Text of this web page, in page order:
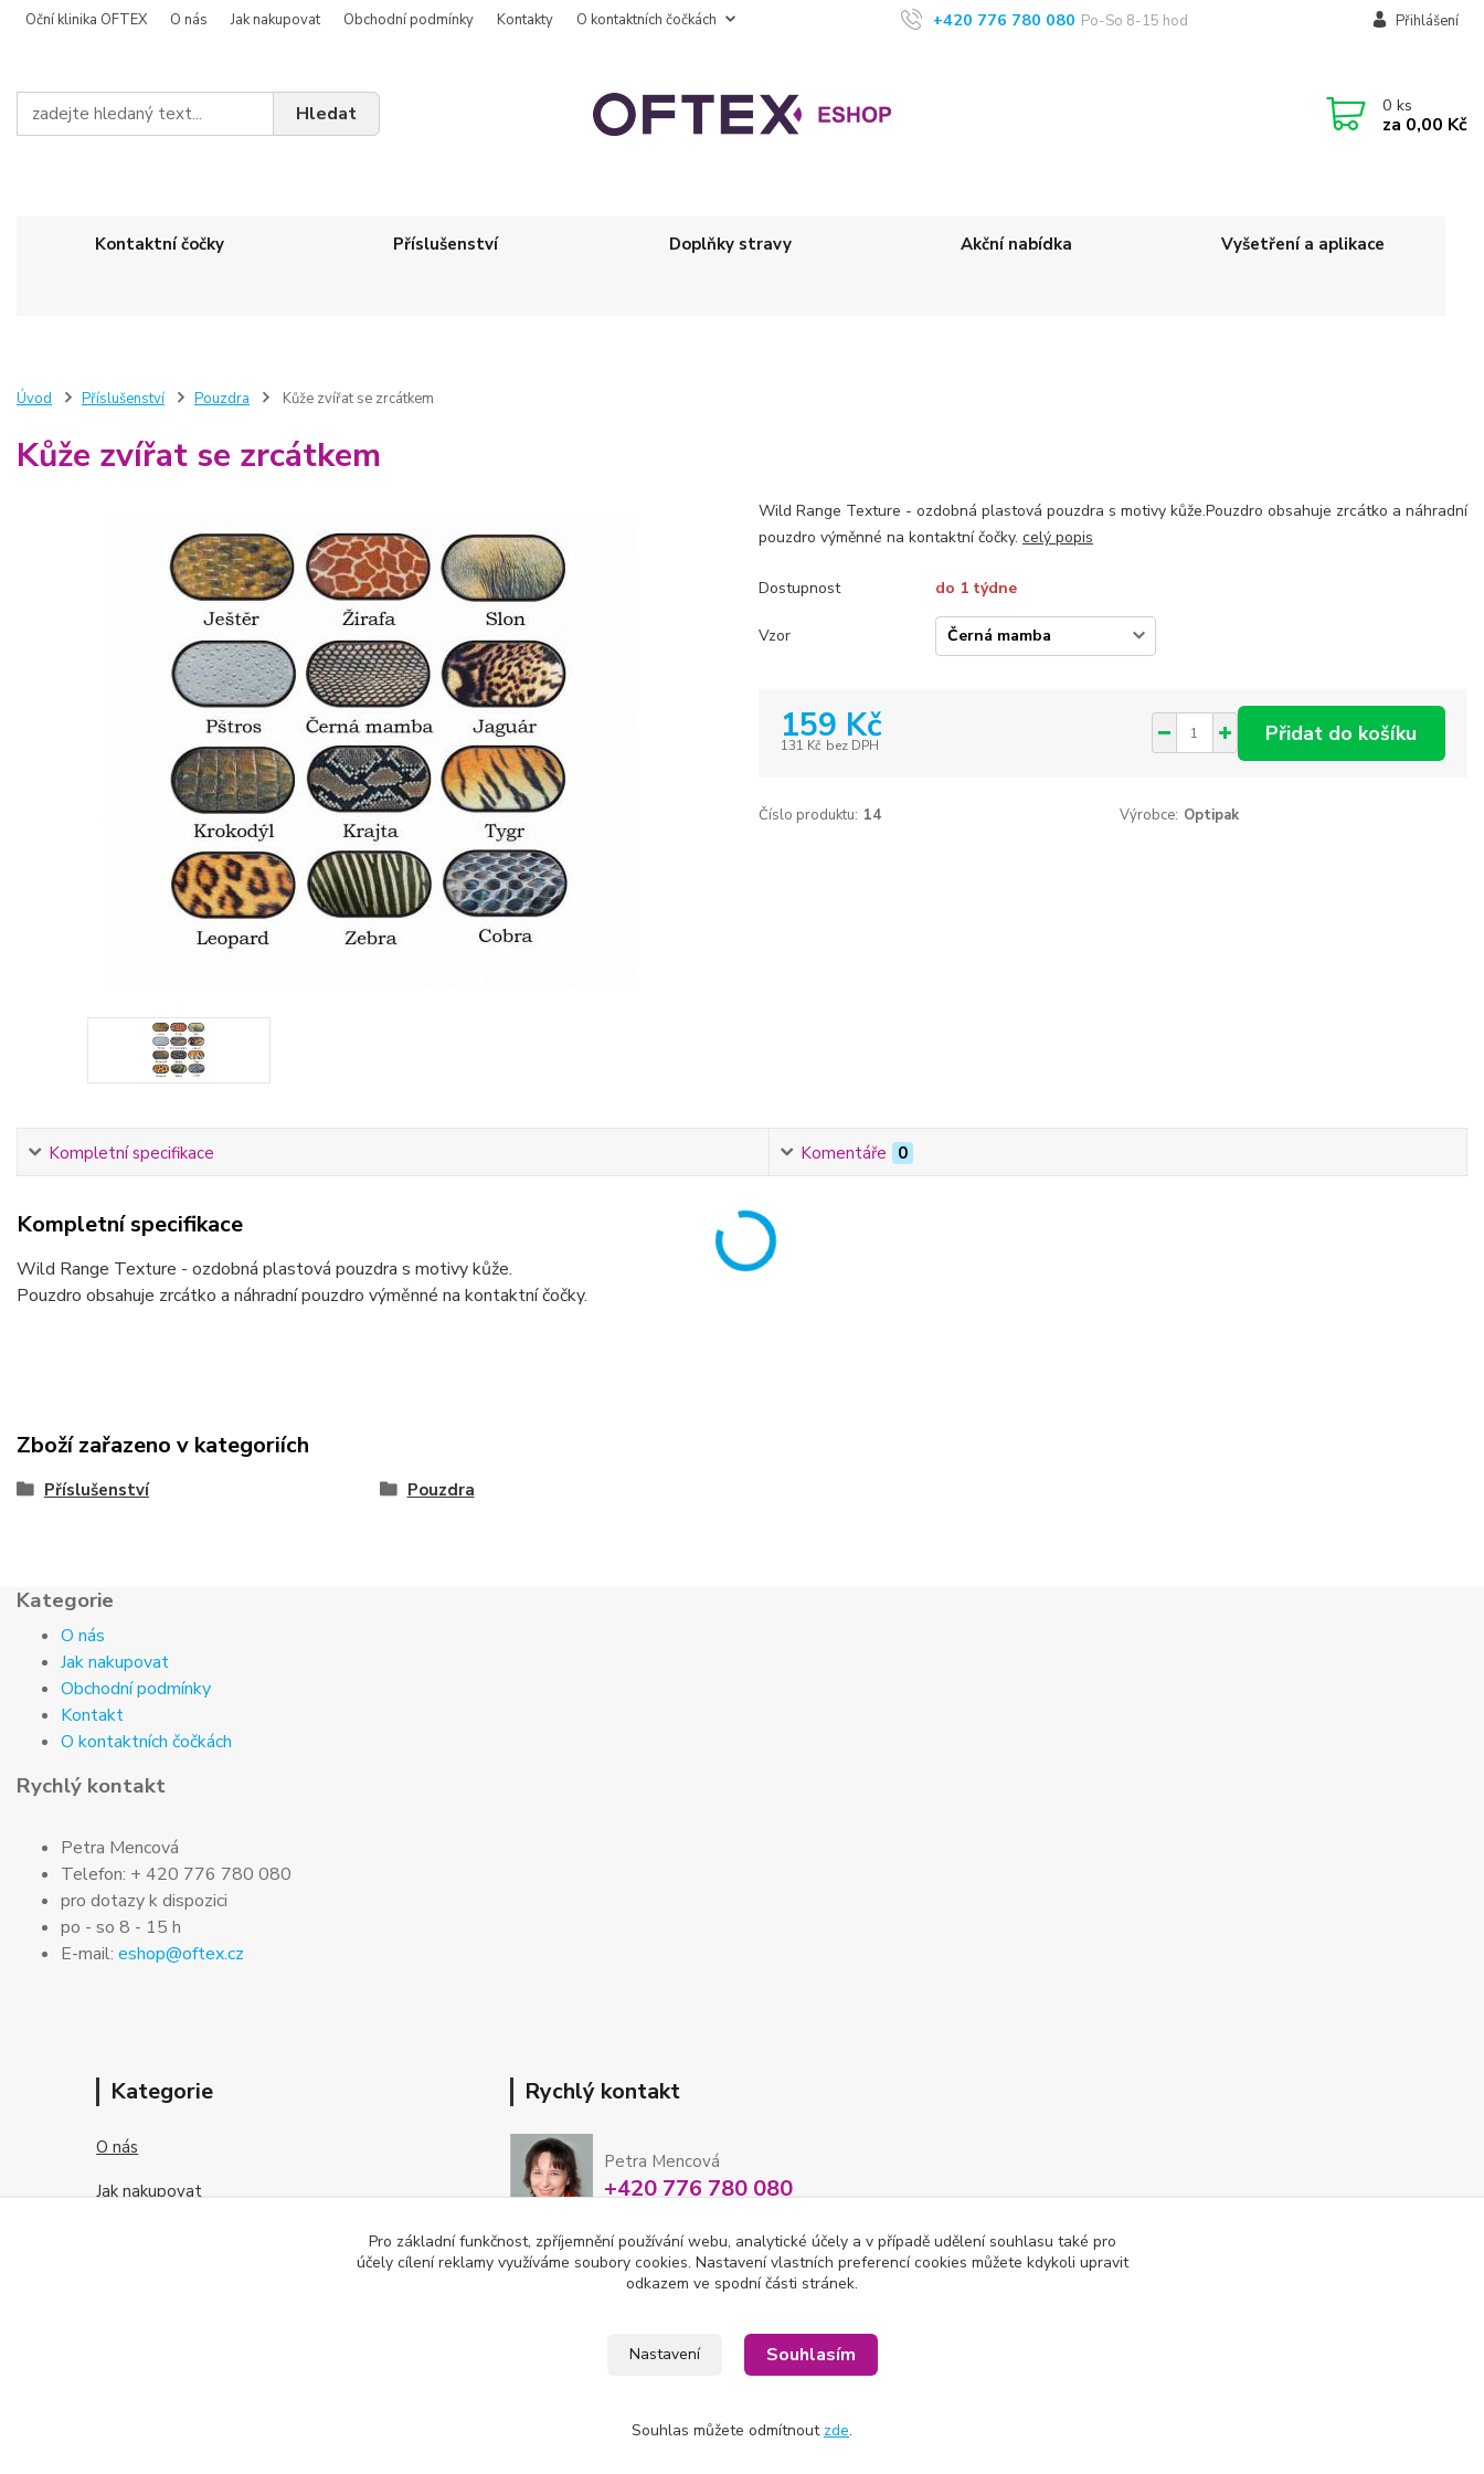
Oční klinika OFTEX O nás Jak nakupovat Obchodní podmínky Kontakty O kontaktních čočkách Přihlášení
Hledat
+420 776 780 080 Po-So 8-15 hod
0 ks
za 0,00 Kč
Kontaktní čočky Příslušenství Doplňky stravy Akční nabídka Vyšetření a aplikace
Úvod Příslušenství Pouzdra Kůže zvířat se zrcátkem
Kůže zvířat se zrcátkem
Wild Range Texture - ozdobná plastová pouzdra s motivy kůže.Pouzdro obsahuje zrcátko a náhradní
pouzdro výměnné na kontaktní čočky. celý popis
Dostupnost do 1 týdne
Vzor
159 Kč
131 Kč bez DPH Přidat do košíku
Číslo produktu: 14 Výrobce: Optipak
Kompletní specifikace Komentáře 0
Kompletní specifikace
Wild Range Texture - ozdobná plastová pouzdra s motivy kůže.
Pouzdro obsahuje zrcátko a náhradní pouzdro výměnné na kontaktní čočky.
Zboží zařazeno v kategoriích
Příslušenství Pouzdra
Kategorie
O nás
Jak nakupovat
Obchodní podmínky
Kontakt
O kontaktních čočkách
Rychlý kontakt
Petra Mencová
Telefon: + 420 776 780 080
pro dotazy k dispozici
po - so 8 - 15 h
E-mail: eshop@oftex.cz
Kategorie
O nás
Jak nakupovat
Rychlý kontakt
Petra Mencová
+420 776 780 080
eshop@oftex.cz
Pro základní funkčnost, zpříjemnění používání webu, analytické účely a v případě udělení souhlasu také pro
účely cílení reklamy využíváme soubory cookies. Nastavení vlastních preferencí cookies můžete kdykoli upravit
odkazem ve spodní části stránek.
Nastavení Souhlasím
Souhlas můžete odmítnout zde.